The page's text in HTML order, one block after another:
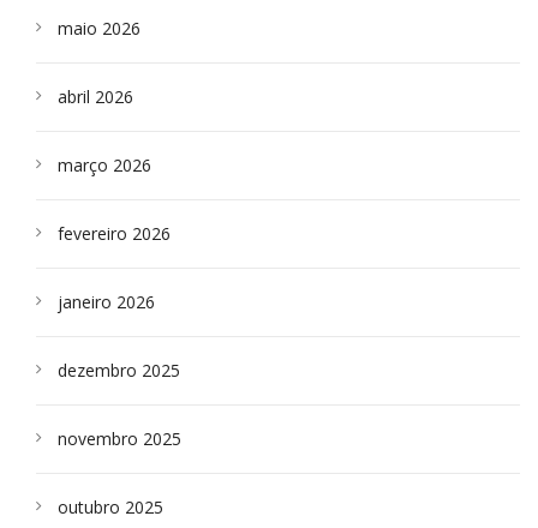
maio 2026
abril 2026
março 2026
fevereiro 2026
janeiro 2026
dezembro 2025
novembro 2025
outubro 2025